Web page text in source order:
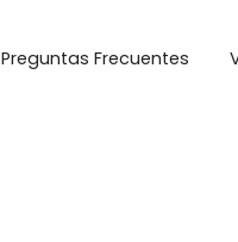
Preguntas Frecuentes